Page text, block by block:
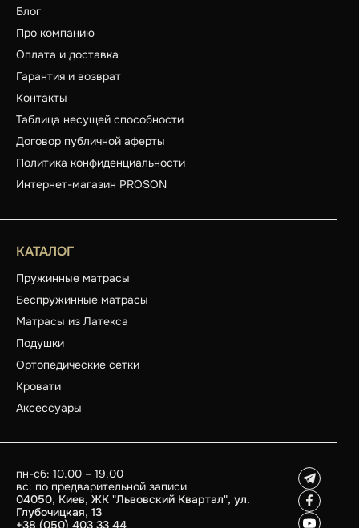
Блог
Про компанию
Оплата и доставка
Гарантия и возврат
Контакты
Таблица несущей способности
Договор публичной аферты
Политика конфиденциальности
Интернет-магазин PROSON
КАТАЛОГ
Пружинные матрасы
Беспружинные матрасы
Матрасы из Латекса
Подушки
Ортопедические сетки
Кровати
Аксессуары
пн-сб: 10.00 – 19.00
вс: по предварительной записи
04050, Киев, ЖК "Львовский Квартал", ул.
Глубочицкая, 13
+38 (050) 403 33 44